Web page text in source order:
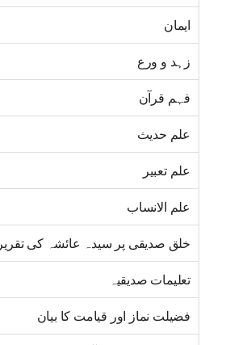
ایمان
زہد و ورع
فہم قرآن
علم حدیث
علم تعبیر
علم الانساب
خلق صدیقی پر سیدہ عائشہ کی تقریر
تعلیمات صدیقیہ
فضیلت نماز اور قیامت کا بیان